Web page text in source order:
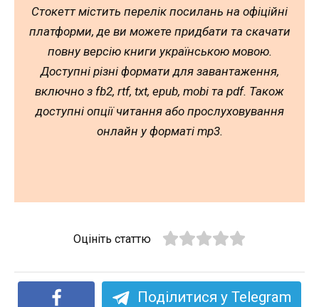
Стокетт містить перелік посилань на офіційні
платформи, де ви можете придбати та скачати
повну версію книги українською мовою.
Доступні різні формати для завантаження,
включно з fb2, rtf, txt, epub, mobi та pdf. Також
доступні опції читання або прослуховування
онлайн у форматі mp3.
Оцініть статтю
Поділитися у Telegram